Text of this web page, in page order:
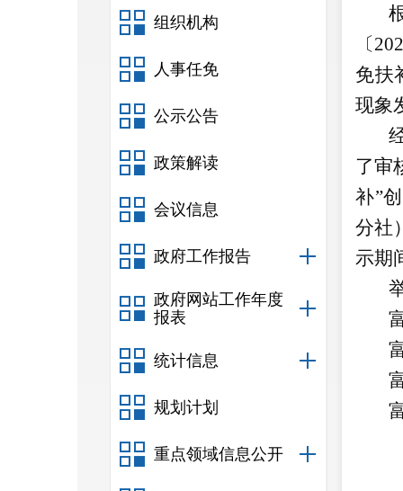
组织机构
人事任免
公示公告
政策解读
会议信息
政府工作报告
政府网站工作年度
报表
统计信息
规划计划
重点领域信息公开
〔
免扶
现象
了审
补”
分社
示期